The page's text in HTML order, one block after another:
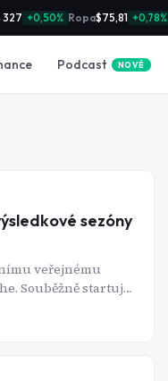
327 +0,50% Ropa$75,81 +0,78%
Podcast NOVÉ
sezóny
veřejnému
Souběžně startuje
v úterý, ASML a